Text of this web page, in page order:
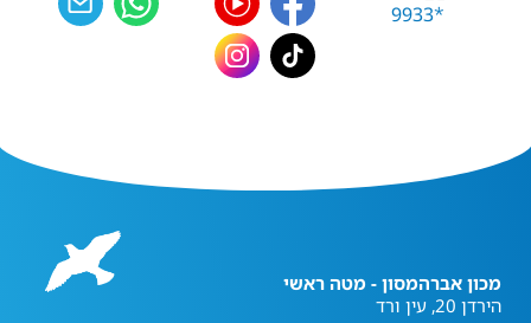
מכון אברהמסון - מטה ראשי
הירדן 20, עין ורד